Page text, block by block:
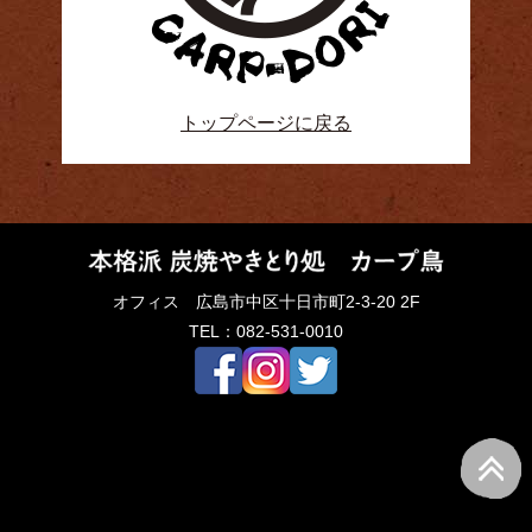
トップページに戻る
オフィス 広島市中区十日市町2-3-20 2F
TEL：082-531-0010